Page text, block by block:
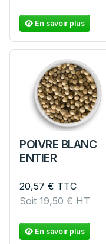
En savoir plus
POIVRE BLANC
ENTIER
20,57 € TTC
Soit 19,50 € HT
En savoir plus